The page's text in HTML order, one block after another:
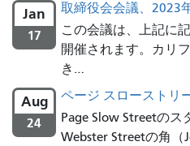
Jan
17
取締役会会議、2023
この会議は、上記に
開催されます。カリ
き…
Aug
24
ページ スローストリ
Page Slow Streetのス
Webster Streetの角（